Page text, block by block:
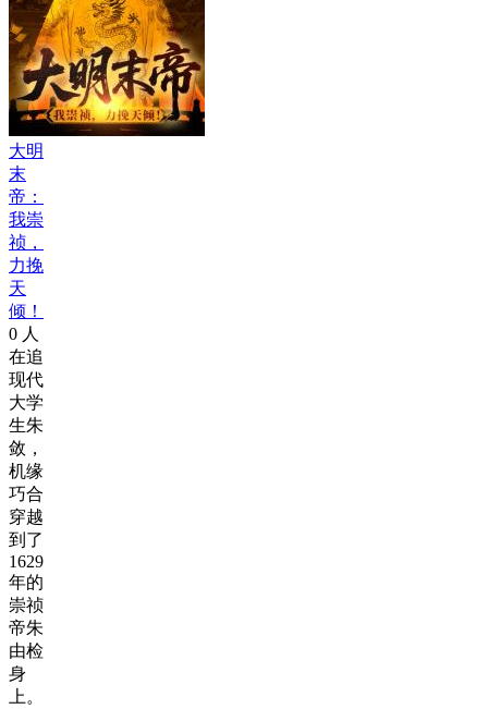
大明
末
帝：
我崇
祯，
力挽
天
倾！
0 人
在追
现代
大学
生朱
敛，
机缘
巧合
穿越
到了
1629
年的
崇祯
帝朱
由检
身
上。